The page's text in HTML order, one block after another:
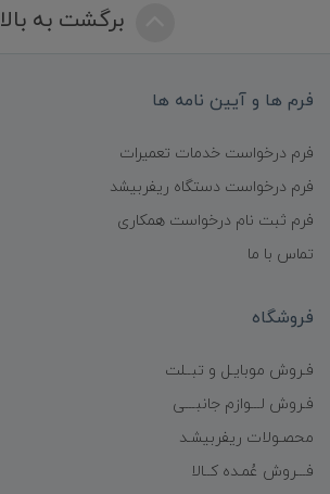
برگشت به بالا
فرم ها و آیین نامه ها
فرم درخواست خدمات تعمیرات
فرم درخواست دستگاه ریفربیشد
فرم ثبت نام درخواست همکاری
تماس با ما
فروشگاه
فـروش موبایـل و تبــلت
فـروش لـــوازم جانبـــی
محصـولات ریفربیشـد
فـــروش عُمـده کــالا